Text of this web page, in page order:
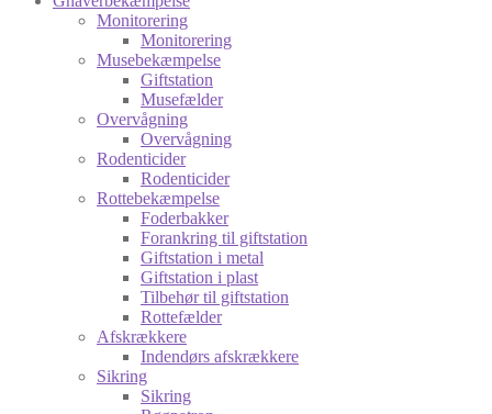
Monitorering
Monitorering
Musebekæmpelse
Giftstation
Musefælder
Overvågning
Overvågning
Rodenticider
Rodenticider
Rottebekæmpelse
Foderbakker
Forankring til giftstation
Giftstation i metal
Giftstation i plast
Tilbehør til giftstation
Rottefælder
Afskrækkere
Indendørs afskrækkere
Sikring
Sikring